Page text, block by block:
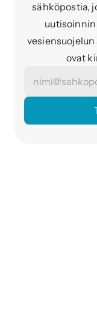
sähköpostia,
uutisoinnin
ovat